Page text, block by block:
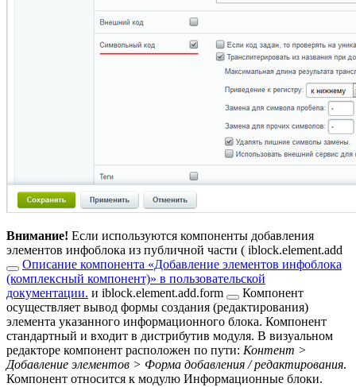
Внимание! Если используются компоненты добавления
элементов инфоблока из публичной части ( iblock.element.add
Описание компонента «Добавление элементов инфоблока
(комплексный компонент)» в пользовательской
документации. и iblock.element.add.form
Компонент
осуществляет вывод формы создания (редактирования)
элемента указанного информационного блока. Компонент
стандартный и входит в дистрибутив модуля. В визуальном
редакторе компонент расположен по пути: Контент >
Добавление элементов > Форма добавления / редактирования.
Компонент относится к модулю Информационные блоки.